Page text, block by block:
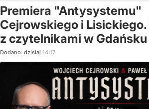
Premiera "Antysystemu"
Cejrowskiego i
z czytelnikami w Gdańsku
Dodano: dzisiaj 14:17